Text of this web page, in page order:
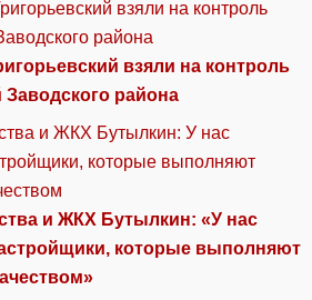
взяли на контроль
района
и ЖКХ Бутылкин: «У нас
которые выполняют